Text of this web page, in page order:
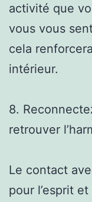
activité que
vous vous
cela
intérieur.
8.
retrouver
Le contact
pour l’esprit